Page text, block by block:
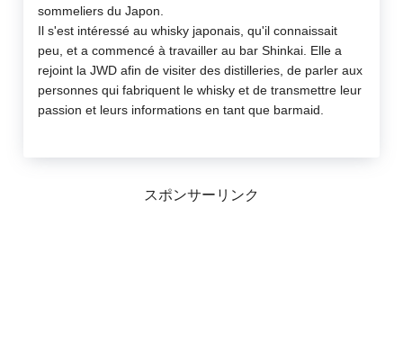
sommeliers du Japon.
Il s'est intéressé au whisky japonais, qu'il connaissait
peu, et a commencé à travailler au bar Shinkai. Elle a
rejoint la JWD afin de visiter des distilleries, de parler aux
personnes qui fabriquent le whisky et de transmettre leur
passion et leurs informations en tant que barmaid.
スポンサーリンク